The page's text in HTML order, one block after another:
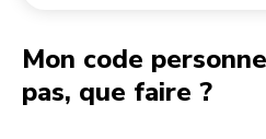
Mon code
pas, que faire ?